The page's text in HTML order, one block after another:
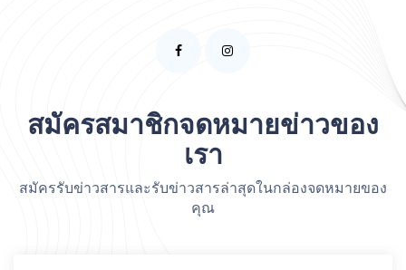
สมัครสมาชิกจดหมายข่าวของ
เรา
สมัครรับข่าวสารและรับข่าวสารล่าสุดในกล่องจดหมายของ
คุณ